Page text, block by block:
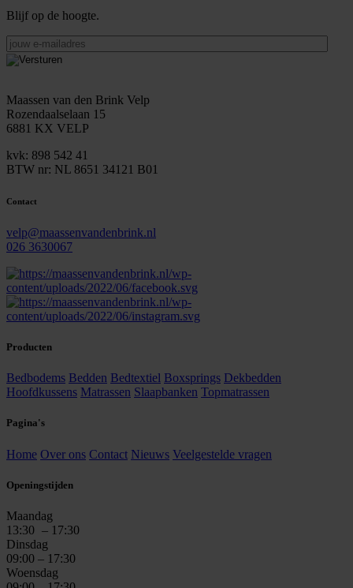
Blijf op de hoogte.
jouw
e-
mailadres
Maassen van den Brink Velp
Rozendaalselaan 15
6881 KX VELP
kvk: 898 542 41
BTW nr: NL 8651 34121 B01
Contact
velp@maassenvandenbrink.nl
026 3630067
Producten
Bedbodems Bedden Bedtextiel Boxsprings Dekbedden
Hoofdkussens Matrassen Slaapbanken Topmatrassen
Pagina's
Home Over ons Contact Nieuws Veelgestelde vragen
Openingstijden
Maandag
13:30 – 17:30
Dinsdag
09:00 – 17:30
Woensdag